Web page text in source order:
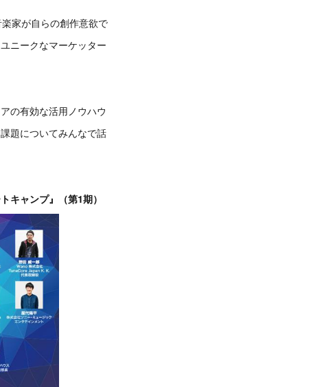
家が自らの創作意欲で
ニークなマーケッター
の有効な活用ノウハウ
題についてみんなで話
キャンプ』（第1期）